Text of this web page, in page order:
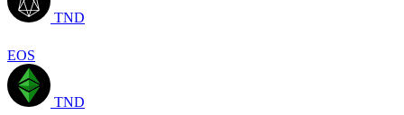
TND
EOS
TND